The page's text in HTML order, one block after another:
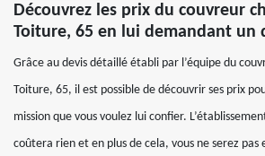
Découvrez les prix du couvreur
Toiture, 65 en lui demandant un
Grâce au devis détaillé établi par l’équipe du
Toiture, 65, il est possible de découvrir ses prix
mission que vous voulez lui confier.
coûtera rien et en plus de cela, vous ne serez pas